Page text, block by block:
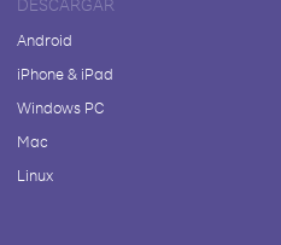
DESCARGAR
Android
iPhone & iPad
Windows PC
Mac
Linux